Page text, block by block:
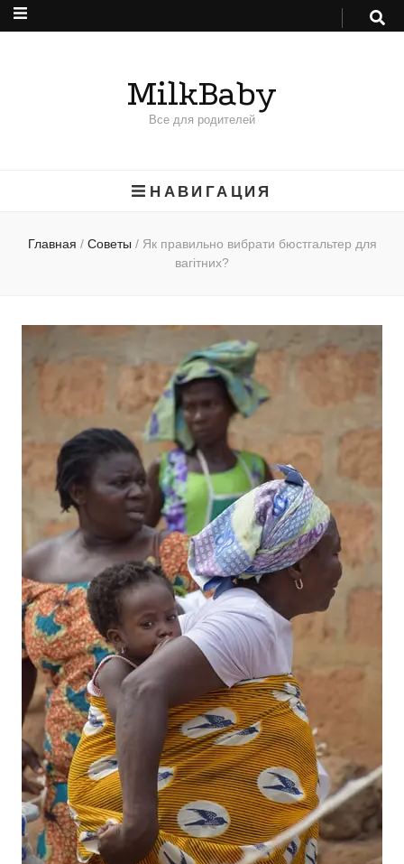
MilkBaby
Все для родителей
НАВИГАЦИЯ
Главная / Советы / Як правильно вибрати бюстгальтер для
вагітних?